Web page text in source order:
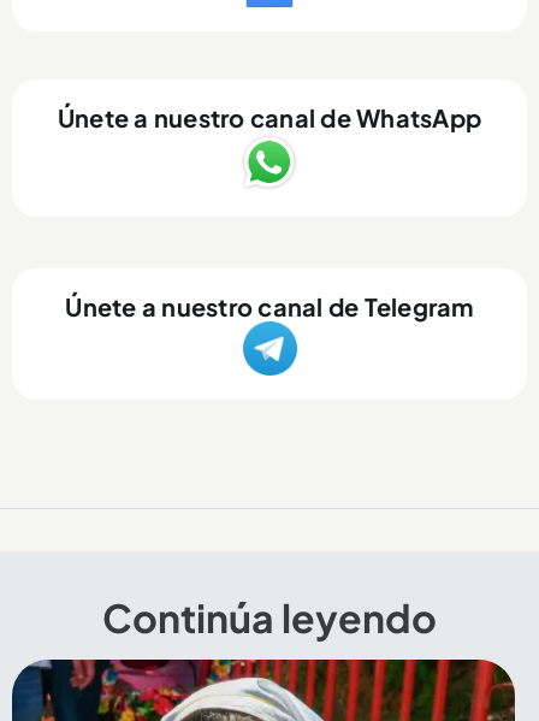
Únete a nuestro canal de WhatsApp
Únete a nuestro canal de Telegram
Continúa leyendo